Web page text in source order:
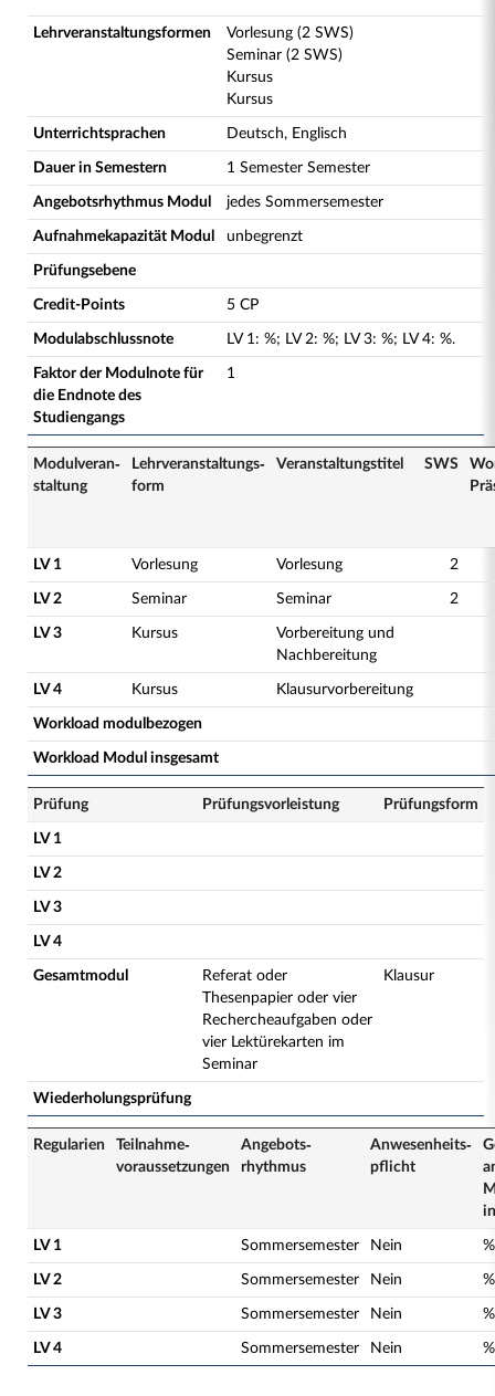
Lehrveranstaltungsformen
Vorlesung (2 SWS)
Seminar (2 SWS)
Kursus
Kursus
Unterrichtsprachen Deutsch, Englisch
Dauer in Semestern 1 Semester Semester
Angebotsrhythmus Modul jedes Sommersemester
Aufnahmekapazität Modul unbegrenzt
Prüfungsebene
Credit-Points 5 CP
Modulabschlussnote LV 1: %; LV 2: %; LV 3: %; LV 4: %.
Faktor der Modulnote für
die Endnote des
Studiengangs
1
Modulveran­
staltung
Lehrveranstaltungs­
form
Veranstaltungs­titel SWS
LV 1 Vorlesung Vorlesung 2
LV 2 Seminar Seminar 2
LV 3 Kursus
Vorbereitung und
Nachbereitung
LV 4 Kursus Klausurvorbereitung
Workload modulbezogen
Workload Modul insgesamt
Prüfung Prüfungsvorleistung Prüfungsform
LV 1
LV 2
LV 3
LV 4
Gesamtmodul
Referat oder
Thesenpapier oder vier
Rechercheaufgaben oder
vier Lektürekarten im
Seminar
Klausur
Wiederholungsprüfung
Regularien
Teilnahme­
voraussetzungen
Angebots­
rhythmus
Anwesenheits­
pflicht
LV 1 Sommersemester Nein %
LV 2 Sommersemester Nein %
LV 3 Sommersemester Nein %
LV 4 Sommersemester Nein %